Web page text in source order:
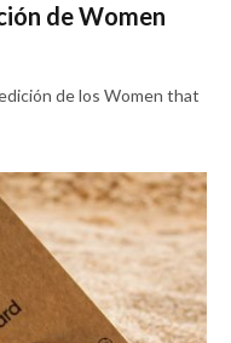
de Women
de los Women that